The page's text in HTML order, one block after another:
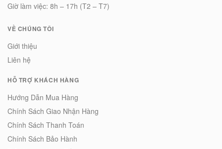
Giờ làm việc: 8h – 17h (T2 – T7)
VỀ CHÚNG TÔI
Giới thiệu
Liên hệ
HỖ TRỢ KHÁCH HÀNG
Hướng Dẫn Mua Hàng
Chính Sách Giao Nhận Hàng
Chính Sách Thanh Toán
Chính Sách Bảo Hành